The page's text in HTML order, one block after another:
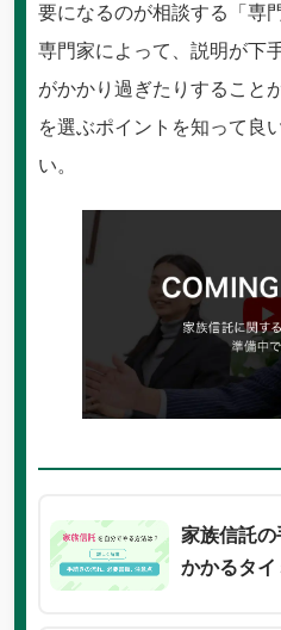
要になるのが相談する「専
専門家によって、説明が下
がかかり過ぎたりすること
を選ぶポイントを知って良
い。
家族信託
かかるタ